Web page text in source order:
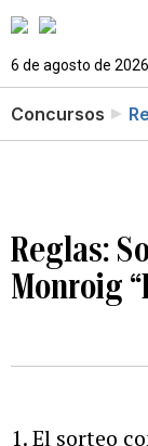
6 de agosto de 2026
Concursos
Reglas:
Monroig
1. El sorteo